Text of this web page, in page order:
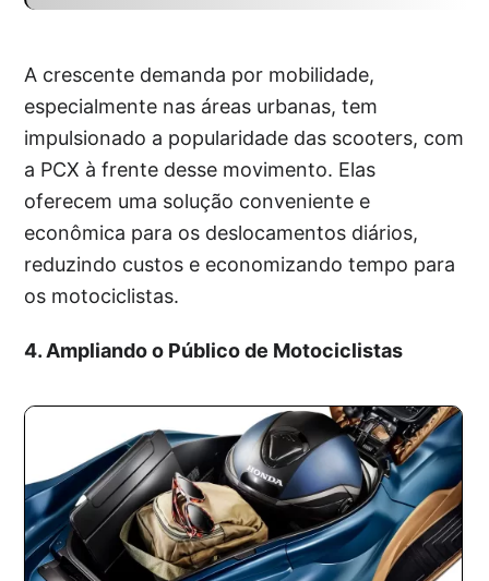
A crescente demanda por mobilidade,
especialmente nas áreas urbanas, tem
impulsionado a popularidade das scooters, com
a PCX à frente desse movimento. Elas
oferecem uma solução conveniente e
econômica para os deslocamentos diários,
reduzindo custos e economizando tempo para
os motociclistas.
4. Ampliando o Público de Motociclistas